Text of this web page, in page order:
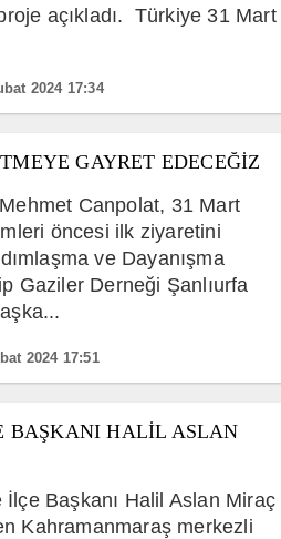
açıkladı. Türkiye 31 Mart
2024 17:34
GAYRET EDECEĞİZ
Canpolat, 31 Mart
öncesi ilk ziyaretini
ve Dayanışma
Gaziler Derneği Şanlıurfa
2024 17:51
BAŞKANI HALİL ASLAN
Başkanı Halil Aslan Miraç
Kahramanmaraş merkezli